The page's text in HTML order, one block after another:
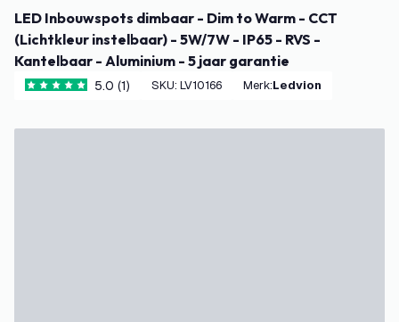
LED Inbouwspots dimbaar - Dim to Warm - CCT
(Lichtkleur instelbaar) - 5W/7W - IP65 - RVS -
Kantelbaar - Aluminium - 5 jaar garantie
5 score sterren5.0 (1) SKU: LV10166 Merk: Ledvion